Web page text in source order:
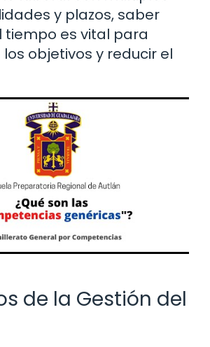
y plazos, saber
tiempo es vital para
objetivos y reducir el
de la Gestión del